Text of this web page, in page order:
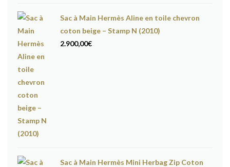
Sac à Main Hermès Aline en toile chevron
coton beige – Stamp N (2010)
2.900,00€
Sac à Main Hermès Mini Herbag Zip Coton